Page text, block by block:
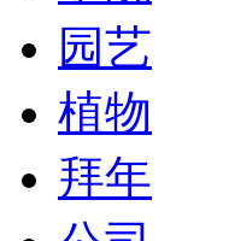
园艺
植物
拜年